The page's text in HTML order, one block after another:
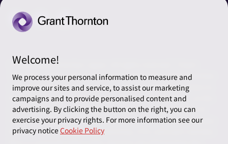
グローバルリーチ
太陽グラントソントン株式会社
株式会社サンライズ・アカウンティング・インターナショ
ナル
一般社団法人太陽グラントソントン
採用情報
News＆Topics
ソーシャルメディアポリシー
© 2026 Grant Thornton Japan. All rights reserved. “Grant
Thornton” refers to the brand under which the Grant Thornton
member firms provide assurance, tax and advisory services to
their clients and/or refers to one or more member firms, as the
context requires. Grant Thornton Japan is a member firm of
Grant Thornton International Ltd (GTIL). GTIL and the member
firms are not a worldwide partnership. GTIL and each member
Welcome!
We process your personal information to measure and
improve our sites and service, to assist our marketing
campaigns and to provide personalised content and
advertising. By clicking the button on the right, you can
exercise your privacy rights. For more information see our
privacy noticeCookie Policy